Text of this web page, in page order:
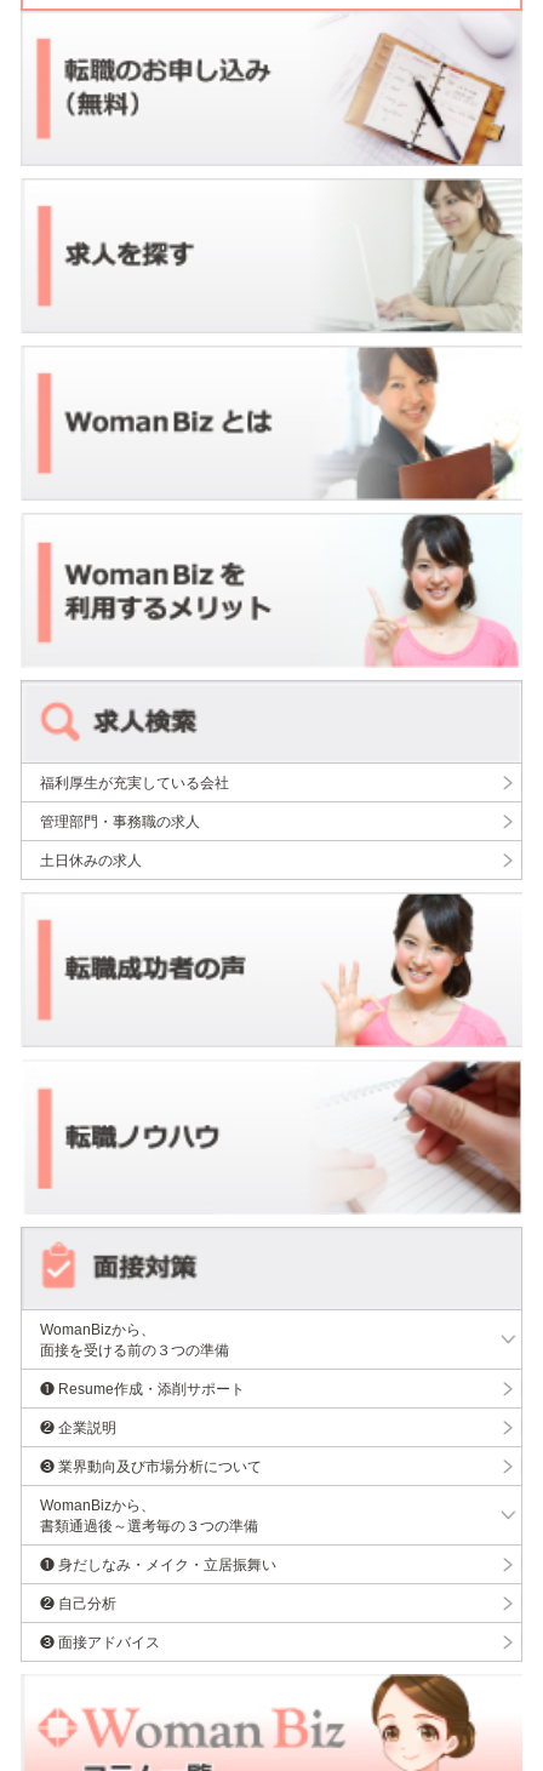
福利厚生が充実している会社
管理部門・事務職の求人
土日休みの求人
WomanBizから、
面接を受ける前の３つの準備
❶ Resume作成・添削サポート
❷ 企業説明
❸ 業界動向及び市場分析について
WomanBizから、
書類通過後～選考毎の３つの準備
❶ 身だしなみ・メイク・立居振舞い
❷ 自己分析
❸ 面接アドバイス